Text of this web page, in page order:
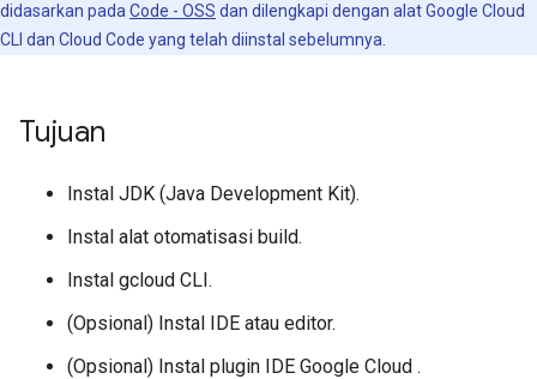
didasarkan pada Code - OSS dan dilengkapi dengan alat Google Cloud
CLI dan Cloud Code yang telah diinstal sebelumnya.
Tujuan
Instal JDK (Java Development Kit).
Instal alat otomatisasi build.
Instal gcloud CLI.
(Opsional) Instal IDE atau editor.
(Opsional) Instal plugin IDE Google Cloud .